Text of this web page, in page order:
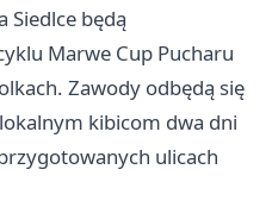
Siedlce będą
Marwe Cup Pucharu
Zawody odbędą się
kibicom dwa dni
ulicach